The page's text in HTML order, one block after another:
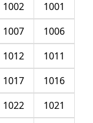
1001
1002
1006
1007
1011
1012
1016
1017
1021
1022